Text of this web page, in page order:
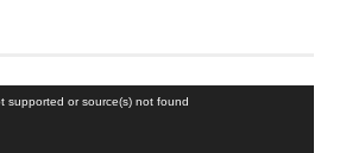
supported or source(s) not found